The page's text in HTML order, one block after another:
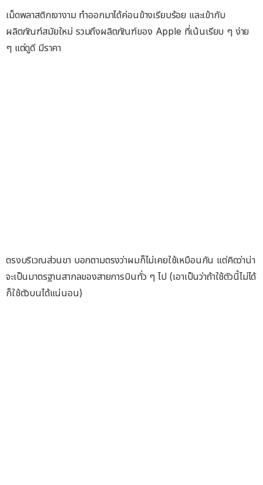
เม็ดพลาสติกเงางาม ทำออกมาได้ค่อนข้างเรียบร้อย และเข้ากับ
ผลิตภัณฑ์สมัยใหม่ รวมถึงผลิตภัณฑ์ของ Apple ที่เน้นเรียบ ๆ ง่าย
ๆ แต่ดูดี มีราคา
ตรงบริเวณส่วนขา บอกตามตรงว่าผมก็ไม่เคยใช้เหมือนกัน แต่คิดว่าน่า
จะเป็นมาตรฐานสากลของสายการบินทั่ว ๆ ไป (เอาเป็นว่าถ้าใช้ตัวนี้ไม่ได้
ก็ใช้ตัวบนได้แน่นอน)